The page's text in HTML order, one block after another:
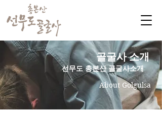
​골굴사 소개
About Golgulsa
​선무도 총본산 골굴사소개